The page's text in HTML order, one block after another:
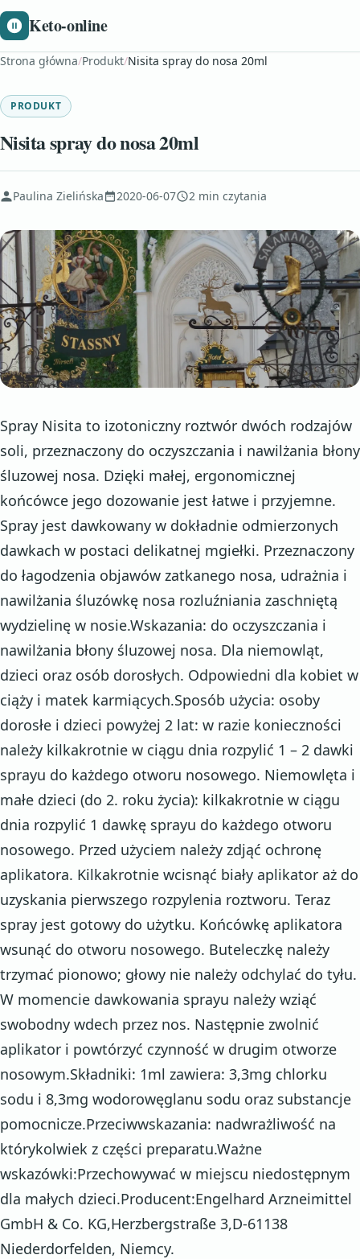
Keto-online
Strona główna/Produkt/Nisita spray do nosa 20ml
PRODUKT
Nisita spray do nosa 20ml
Paulina Zielińska 2020-06-07 2 min czytania
Spray Nisita to izotoniczny roztwór dwóch rodzajów
soli, przeznaczony do oczyszczania i nawilżania błony
śluzowej nosa. Dzięki małej, ergonomicznej
końcówce jego dozowanie jest łatwe i przyjemne.
Spray jest dawkowany w dokładnie odmierzonych
dawkach w postaci delikatnej mgiełki. Przeznaczony
do łagodzenia objawów zatkanego nosa, udrażnia i
nawilżania śluzówkę nosa rozluźniania zaschniętą
wydzielinę w nosie.Wskazania: do oczyszczania i
nawilżania błony śluzowej nosa. Dla niemowląt,
dzieci oraz osób dorosłych. Odpowiedni dla kobiet w
ciąży i matek karmiących.Sposób użycia: osoby
dorosłe i dzieci powyżej 2 lat: w razie konieczności
należy kilkakrotnie w ciągu dnia rozpylić 1 – 2 dawki
sprayu do każdego otworu nosowego. Niemowlęta i
małe dzieci (do 2. roku życia): kilkakrotnie w ciągu
dnia rozpylić 1 dawkę sprayu do każdego otworu
nosowego. Przed użyciem należy zdjąć ochronę
aplikatora. Kilkakrotnie wcisnąć biały aplikator aż do
uzyskania pierwszego rozpylenia roztworu. Teraz
spray jest gotowy do użytku. Końcówkę aplikatora
wsunąć do otworu nosowego. Buteleczkę należy
trzymać pionowo; głowy nie należy odchylać do tyłu.
W momencie dawkowania sprayu należy wziąć
swobodny wdech przez nos. Następnie zwolnić
aplikator i powtórzyć czynność w drugim otworze
nosowym.Składniki: 1ml zawiera: 3,3mg chlorku
sodu i 8,3mg wodorowęglanu sodu oraz substancje
pomocnicze.Przeciwwskazania: nadwrażliwość na
którykolwiek z części preparatu.Ważne
wskazówki:Przechowywać w miejscu niedostępnym
dla małych dzieci.Producent:Engelhard Arzneimittel
GmbH & Co. KG,Herzbergstraße 3,D-61138
Niederdorfelden, Niemcy.